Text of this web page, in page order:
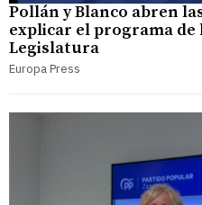
Pollán y Blanco abren
explicar el programa de
Legislatura
Europa Press